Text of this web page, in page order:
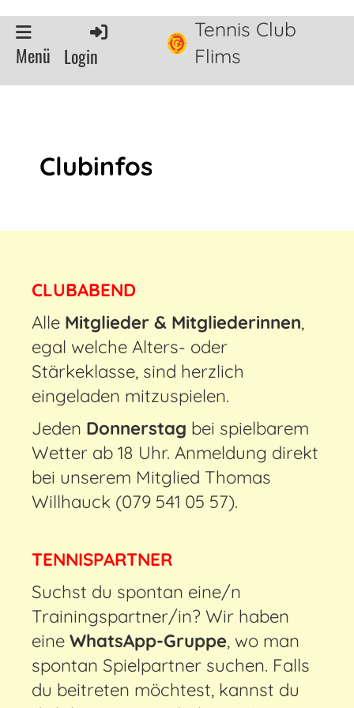
Tennis Club
Flims
Login
Menü
Clubinfos
CLUBABEND
Alle Mitglieder & Mitgliederinnen,
egal welche Alters- oder
Stärkeklasse, sind herzlich
eingeladen mitzuspielen.
Jeden Donnerstag bei spielbarem
Wetter ab 18 Uhr. Anmeldung direkt
bei unserem Mitglied Thomas
Willhauck (079 541 05 57).
TENNISPARTNER
Suchst du spontan eine/n
Trainingspartner/in? Wir haben
eine WhatsApp-Gruppe, wo man
spontan Spielpartner suchen. Falls
du beitreten möchtest, kannst du